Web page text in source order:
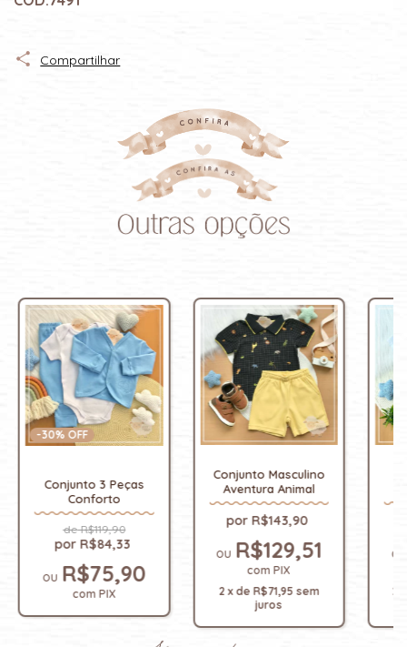
Compartilhar
-30% OFF
Conjunto 3 Peças
Conforto
R$119,90
R$84,33
R$75,90
com PIX
Conjunto Masculino
Aventura Animal
R$143,90
R$129,51
com PIX
2 x de R$71,95 sem
juros
2